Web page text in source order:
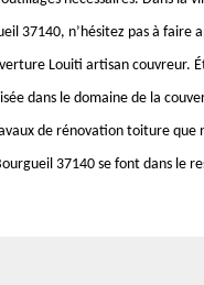
37140, n’hésitez pas à faire
Louiti artisan couvreur.
dans le domaine de la
de rénovation toiture que
37140 se font dans le